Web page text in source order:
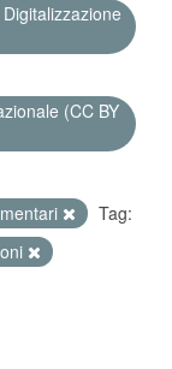
(CC BY
Tag: